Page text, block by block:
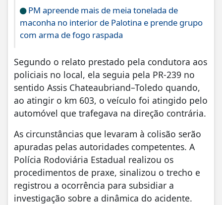
PM apreende mais de meia tonelada de
maconha no interior de Palotina e prende grupo
com arma de fogo raspada
Segundo o relato prestado pela condutora aos
policiais no local, ela seguia pela PR-239 no
sentido Assis Chateaubriand–Toledo quando,
ao atingir o km 603, o veículo foi atingido pelo
automóvel que trafegava na direção contrária.
As circunstâncias que levaram à colisão serão
apuradas pelas autoridades competentes. A
Polícia Rodoviária Estadual realizou os
procedimentos de praxe, sinalizou o trecho e
registrou a ocorrência para subsidiar a
investigação sobre a dinâmica do acidente.